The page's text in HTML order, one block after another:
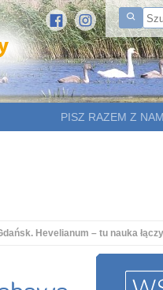
PISZ RAZEM Z
Hevelianum – tu nauka